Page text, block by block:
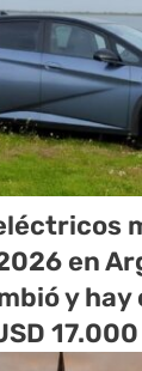
en
y hay
17.000